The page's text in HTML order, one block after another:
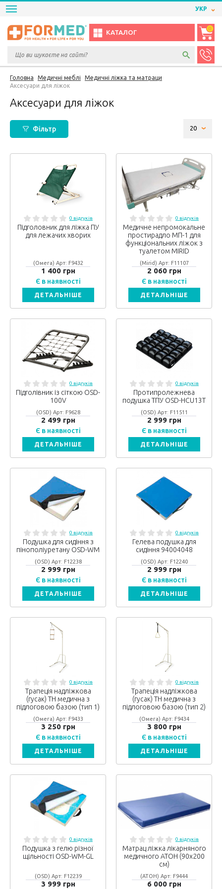
УКР
КАТАЛОГ
0
Головна Медичні меблі
Медичні ліжка та матраци
Аксесуари для ліжок
Аксесуари для ліжок
Фільтр
0 відгуків
Підголовник для ліжка ПУ
для лежачих хворих
(Омега) Арт: F9432
1 400 грн
Є в наявності
ДЕТАЛЬНІШЕ
0 відгуків
Медичне непромокальне
простирадло МП-1 для
функціональних ліжок з
туалетом MIRID
(Mirid) Арт: F11107
2 060 грн
Є в наявності
ДЕТАЛЬНІШЕ
0 відгуків
Підголівник із сіткою OSD-
100V
(OSD) Арт: F9628
2 499 грн
Є в наявності
ДЕТАЛЬНІШЕ
0 відгуків
Протипролежнева
подушка ТПУ OSD-HCU13T
(OSD) Арт: F11511
2 999 грн
Є в наявності
ДЕТАЛЬНІШЕ
0 відгуків
Подушка для сидіння з
пінополіуретану OSD-WM
(OSD) Арт: F12238
2 999 грн
Є в наявності
ДЕТАЛЬНІШЕ
0 відгуків
Гелева подушка для
сидіння 94004048
(OSD) Арт: F12240
2 999 грн
Є в наявності
ДЕТАЛЬНІШЕ
0 відгуків
Трапеція надліжкова
(гусак) ТН медична з
підлоговою базою (тип 1)
(Омега) Арт: F9433
3 250 грн
Є в наявності
ДЕТАЛЬНІШЕ
0 відгуків
Трапеція надліжкова
(гусак) ТН медична з
підлоговою базою (тип 2)
(Омега) Арт: F9434
3 800 грн
Є в наявності
ДЕТАЛЬНІШЕ
0 відгуків
Подушка з гелю різної
щільності OSD-WM-GL
(OSD) Арт: F12239
3 999 грн
0 відгуків
Матрац ліжка лікарняного
медичного АТОН (90х200
см)
(АТОН) Арт: F9444
6 000 грн